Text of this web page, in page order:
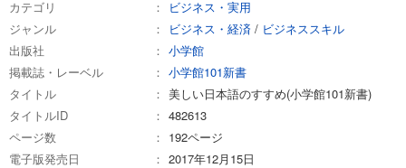
カテゴリ
ビジネス・実用
ジャンル
ビジネス・経済 / ビジネススキル
出版社
小学館
掲載誌・レーベル
小学館101新書
タイトル
美しい日本語のすすめ(小学館101新書)
タイトルID
482613
ページ数
192ページ
電子版発売日
2017年12月15日